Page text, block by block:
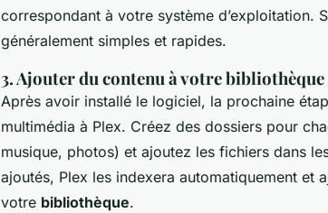
correspondant à votre système d’exploitation.
généralement simples et rapides.
3. Ajouter du contenu à votre bibliothèque
Après avoir installé le logiciel, la prochaine
multimédia à Plex. Créez des dossiers pour
musique, photos) et ajoutez les fichiers dans
ajoutés, Plex les indexera automatiquement et
votre bibliothèque.